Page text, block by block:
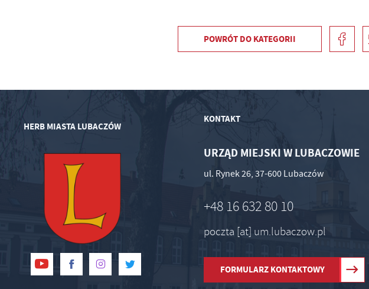
POWRÓT DO KATEGORII
HERB MIASTA LUBACZÓW
KONTAKT
URZĄD MIEJSKI W LUBACZOWIE
ul. Rynek 26, 37-600 Lubaczów
+48 16 632 80 10
poczta [at] um.lubaczow.pl
FORMULARZ KONTAKTOWY